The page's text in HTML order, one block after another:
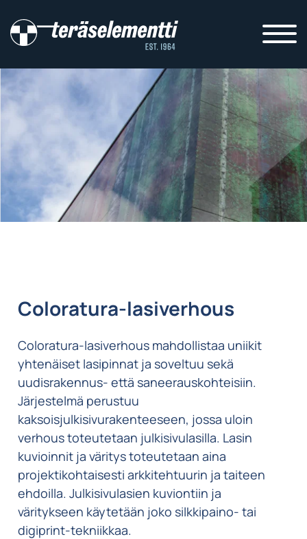
Coloratura-lasiverhous
Coloratura-lasiverhous mahdollistaa uniikit
yhtenäiset lasipinnat ja soveltuu sekä
uudisrakennus- että saneerauskohteisiin.
Järjestelmä perustuu
kaksoisjulkisivurakenteeseen, jossa uloin
verhous toteutetaan julkisivulasilla. Lasin
kuvioinnit ja väritys toteutetaan aina
projektikohtaisesti arkkitehtuurin ja taiteen
ehdoilla. Julkisivulasien kuviontiin ja
väritykseen käytetään joko silkkipaino- tai
digiprint-tekniikkaa.